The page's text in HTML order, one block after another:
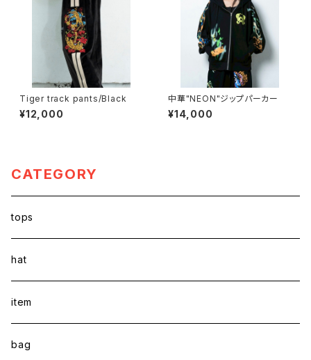
Tiger track pants/Black
¥12,000
中華"NEON"ジップパーカー
¥14,000
CATEGORY
tops
hat
item
bag